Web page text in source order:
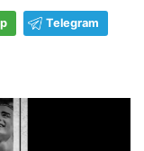
Telegram